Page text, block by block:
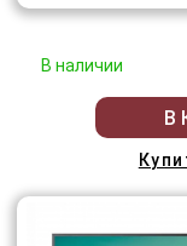
В наличии
В